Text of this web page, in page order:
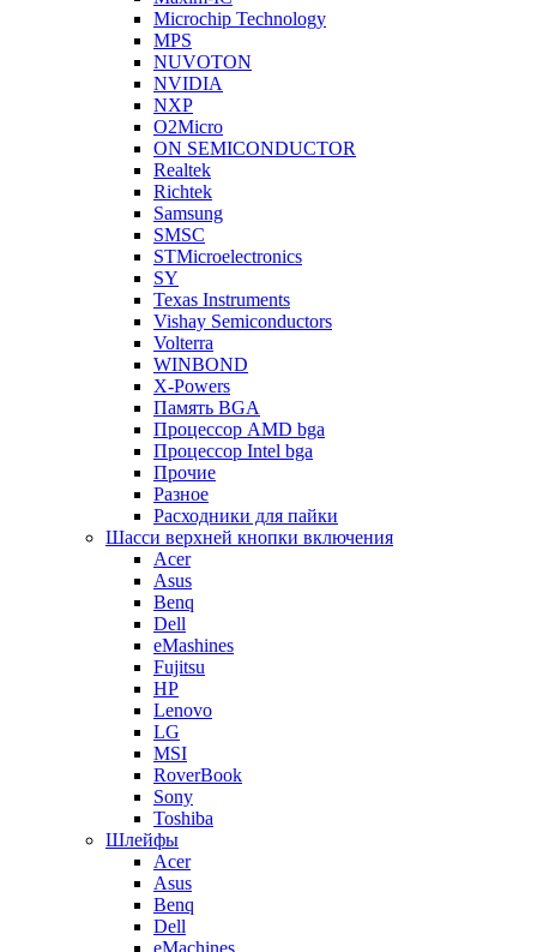
Microchip Technology
MPS
NUVOTON
NVIDIA
NXP
O2Micro
ON SEMICONDUCTOR
Realtek
Richtek
Samsung
SMSC
STMicroelectronics
SY
Texas Instruments
Vishay Semiconductors
Volterra
WINBOND
X-Powers
Память BGA
Процессор AMD bga
Процессор Intel bga
Прочие
Разное
Расходники для пайки
Шасси верхней кнопки включения
Acer
Asus
Benq
Dell
eMashines
Fujitsu
HP
Lenovo
LG
MSI
RoverBook
Sony
Toshiba
Шлейфы
Acer
Asus
Benq
Dell
eMachines